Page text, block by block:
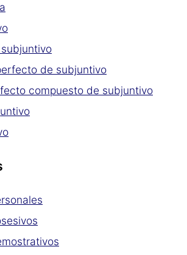
de subjuntivo
compuesto de subjuntivo